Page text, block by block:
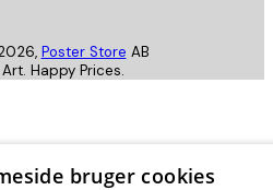
, Poster Store AB
Happy Prices.
bruger cookies